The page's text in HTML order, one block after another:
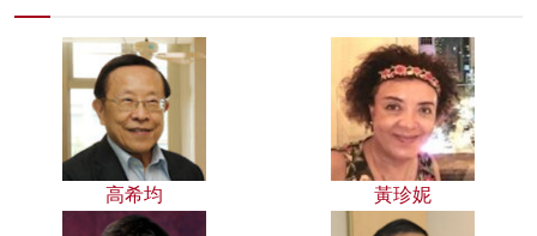
高希均 黃珍妮